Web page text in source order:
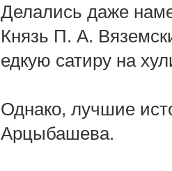
Делались даже
Князь П. А.
едкую сатиру на
Однако, лучшие
Арцыбашева.